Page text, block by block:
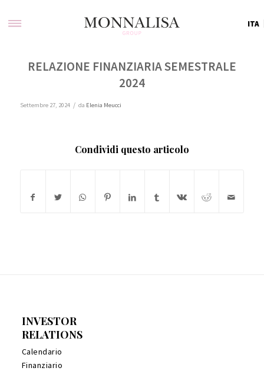
ITA
RELAZIONE FINANZIARIA SEMESTRALE
2024
Settembre 27, 2024 / da Elenia Meucci
Condividi questo articolo
INVESTOR
RELATIONS
Calendario
Finanziario